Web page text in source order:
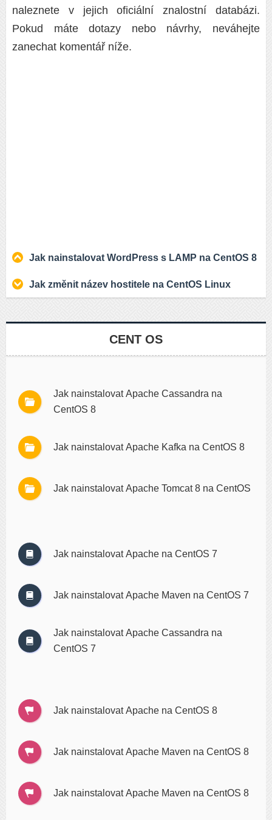
naleznete v jejich oficiální znalostní databázi.
Pokud máte dotazy nebo návrhy, neváhejte
zanechat komentář níže.
Jak nainstalovat WordPress s LAMP na CentOS 8
Jak změnit název hostitele na CentOS Linux
CENT OS
Jak nainstalovat Apache Cassandra na
CentOS 8
Jak nainstalovat Apache Kafka na CentOS 8
Jak nainstalovat Apache Tomcat 8 na CentOS
Jak nainstalovat Apache na CentOS 7
Jak nainstalovat Apache Maven na CentOS 7
Jak nainstalovat Apache Cassandra na
CentOS 7
Jak nainstalovat Apache na CentOS 8
Jak nainstalovat Apache Maven na CentOS 8
Jak nainstalovat Apache Maven na CentOS 8